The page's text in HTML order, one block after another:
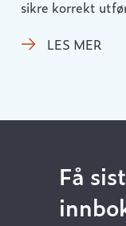
sikre korrekt
LES MER
Få